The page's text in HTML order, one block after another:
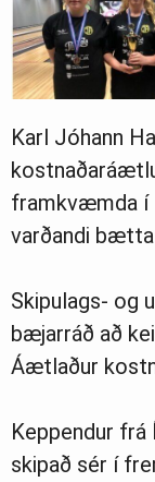
Karl Jóhann
framkvæmda í
varðandi
Skipulags- og
bæjarráð að
Áætlaður
Keppendur frá
skipað sér í